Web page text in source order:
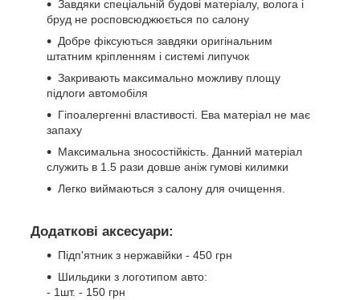
Завдяки спеціальній будові матеріалу, волога і
бруд не росповсюджюється по салону
Добре фіксуються завдяки оригінальним
штатним кріпленням і системі липучок
Закривають максимально можливу площу
підлоги автомобіля
Гіпоалергенні властивості. Ева матеріал не має
запаху
Максимальна зносостійкість. Данний матеріал
служить в 1.5 рази довше аніж гумові килимки
Легко виймаються з салону для очищення.
Додаткові аксесуари:
Підп'ятник з нержавійки - 450 грн
Шильдики з логотипом авто:
- 1шт. - 150 грн